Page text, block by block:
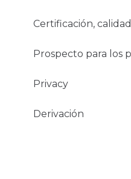
Certificación,
Prospecto para los
Privacy
Derivación